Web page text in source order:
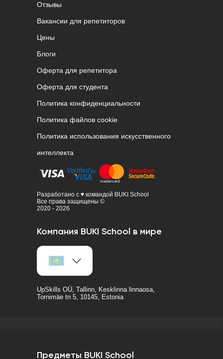
Отзывы
Вакансии для репетиторов
Цены
Блоги
Оферта для репетитора
Оферта для студента
Политика конфиденциальности
Политика файлов cookie
Политика использования искусственного
интеллекта
Разработано с ♥ командой BUKI School
Все права защищены ©
2020 - 2026
Компания BUKI School в мире
UpSkills OÜ, Tallinn, Kesklinna linnaosa,
Tornimäe tn 5, 10145, Estonia
Предметы BUKI School